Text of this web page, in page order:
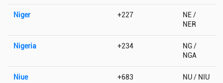
Niger +227
NE /
NER
Nigeria +234
NG /
NGA
Niue +683 NU / NIU